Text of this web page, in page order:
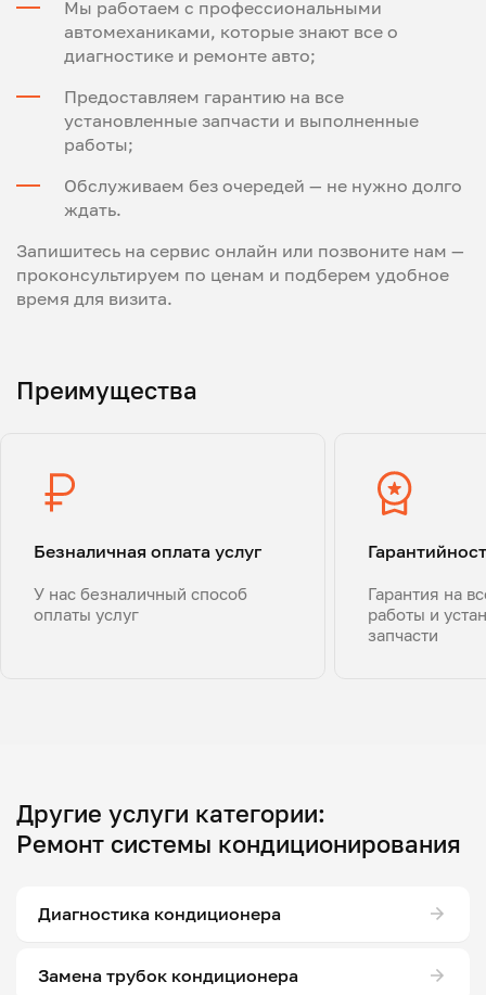
Мы работаем с профессиональными
автомеханиками, которые знают все о
диагностике и ремонте авто;
Предоставляем гарантию на все
установленные запчасти и выполненные
работы;
Обслуживаем без очередей — не нужно долго
ждать.
Запишитесь на сервис онлайн или позвоните нам —
проконсультируем по ценам и подберем удобное
время для визита.
Преимущества
Безналичная оплата услуг
У нас безналичный способ
оплаты услуг
Гарантия на
работы и
запчасти
Другие услуги категории:
Ремонт системы кондиционирования
Диагностика кондиционера
Замена трубок кондиционера